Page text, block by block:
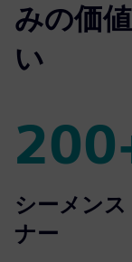
みの価
い
200+
シーメン
ナー